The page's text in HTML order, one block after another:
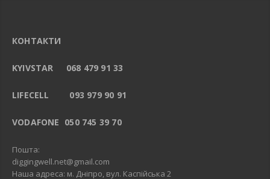
КОНТАКТИ
KYIVSTAR 068 479 91 33
LIFECELL 093 979 90 91
VODAFONE 050 745 39 70
Пошта:
diggingwell.net@gmail.com
Наша адреса: м. Дніпро, вул. Каспійська 2